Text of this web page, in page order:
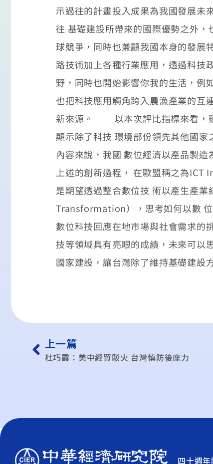
示過往的計畫投入成果為我國發展未
往 基礎建設所帶來的國際優勢之外
球競爭，同時也兼顧我國本身的發
路技術加上各種行業應用，透過科技
野，同時也開始影響你我的生活，例
也把科技應用觸角跨入農漁產業的互
新來源。 以本次評比指標來看，雖
顯示除了科技 環境部份領先其他國
內容來說，我國 數位經濟以產品製
上述的創新過程， 在歐盟稱之為
是期望透過整合數位技 術以產生產
Transformation），思考如何以數
數位科技回應在地市場與社會需求
技等領域具有亮眼的成績，未來可以
國家建設，讓台灣除了維持基礎建設
上一篇
杜巧霞：美中經貿駁火 台灣慎防後座力
四十週